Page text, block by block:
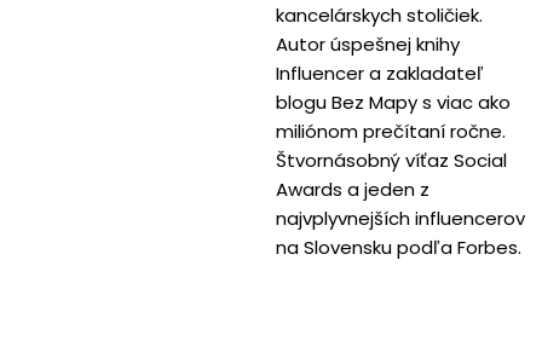
kancelárskych stoličiek.
Autor úspešnej knihy
Influencer a zakladateľ
blogu Bez Mapy s viac ako
miliónom prečítaní ročne.
Štvornásobný víťaz Social
Awards a jeden z
najvplyvnejších influencerov
na Slovensku podľa Forbes.